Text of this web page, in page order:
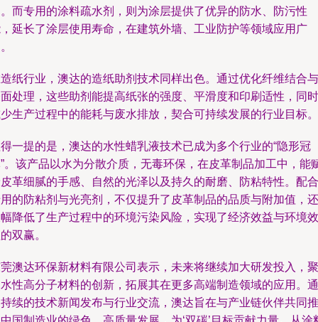
而专用的涂料疏水剂，则为涂层提供了优异的防水、防污性
延长了涂层使用寿命，在建筑外墙、工业防护等领域应用广
纸行业，澳达的造纸助剂技术同样出色。通过优化纤维结合与
处理，这些助剂能提高纸张的强度、平滑度和印刷适性，同时
生产过程中的能耗与废水排放，契合可持续发展的行业目标。
一提的是，澳达的水性蜡乳液技术已成为多个行业的“隐形冠
。该产品以水为分散介质，无毒环保，在皮革制品加工中，能
革细腻的手感、自然的光泽以及持久的耐磨、防粘特性。配合
的防粘剂与光亮剂，不仅提升了皮革制品的品质与附加值，还
降低了生产过程中的环境污染风险，实现了经济效益与环境效
双赢。
澳达环保新材料有限公司表示，未来将继续加大研发投入，聚
性高分子材料的创新，拓展其在更多高端制造领域的应用。通
续的技术新闻发布与行业交流，澳达旨在与产业链伙伴共同推